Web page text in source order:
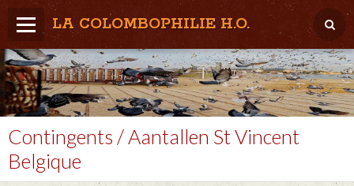
LA COLOMBOPHILIE H.O.
Home
Météo / Het weer
Lâcher / Los
Result. clubs, Provincial, (Inter)National
Contingents / Aantallen St Vincent
Belgique